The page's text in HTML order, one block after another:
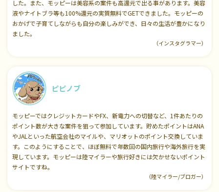
した。また、モッピーは美容系の案件も高還元で出る事があります。美容
液やナイトブラ等も100%還元の実質無料でGETできました。モッピーの
おかげで子育てしながらも自分の楽しみができ、日々の生活が豊かになり
ました。
（インスタグラマー）
ピピノブ
モッピーではクレジットカードやFX、新電力への切替など、1件あたりの
ポイント数が大きな案件を狙って参加しています。貯めたポイントはANA
やJALといった航空会社のマイルや、マリオットのポイント交換していま
す。このようにすることで、ほぼ無料で年数回の国内旅行や海外旅行を実
現しています。モッピーは陸マイラーや旅行好きには欠かせないポイント
サイトですね。
（陸マイラー/ブロガー）